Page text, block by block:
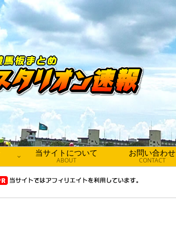
当サイトについて
ABOUT
お問い合わせ
CONTACT